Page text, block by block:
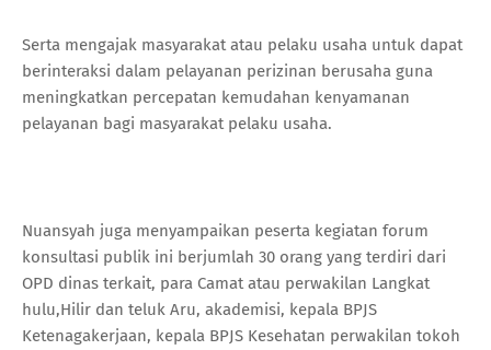
Serta mengajak masyarakat atau pelaku usaha untuk dapat
berinteraksi dalam pelayanan perizinan berusaha guna
meningkatkan percepatan kemudahan kenyamanan
pelayanan bagi masyarakat pelaku usaha.
Nuansyah juga menyampaikan peserta kegiatan forum
konsultasi publik ini berjumlah 30 orang yang terdiri dari
OPD dinas terkait, para Camat atau perwakilan Langkat
hulu,Hilir dan teluk Aru, akademisi, kepala BPJS
Ketenagakerjaan, kepala BPJS Kesehatan perwakilan tokoh